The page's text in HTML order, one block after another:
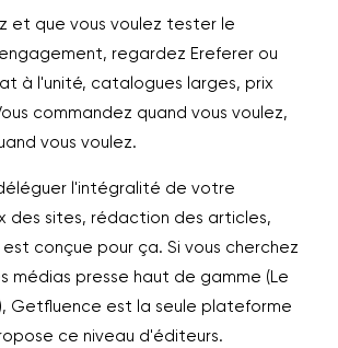
et que vous voulez tester le
regardez Ereferer ou
à l'unité, catalogues larges, prix
commandez quand vous voulez,
vous voulez.
l'intégralité de votre
des sites, rédaction des articles,
est conçue pour ça. Si vous cherchez
médias presse haut de gamme (Le
Getfluence est la seule plateforme
ce niveau d'éditeurs.